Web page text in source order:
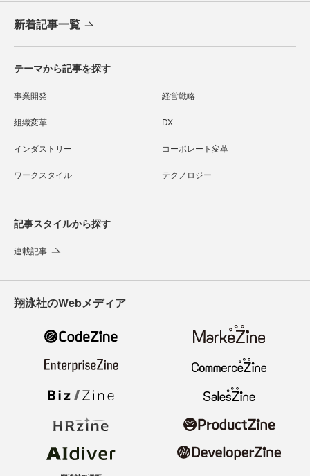
新着記事一覧
テーマから記事を探す
事業開発 経営戦略
組織変革 DX
インダストリー コーポレート変革
ワークスタイル テクノロジー
記事スタイルから探す
連載記事
翔泳社のWebメディア